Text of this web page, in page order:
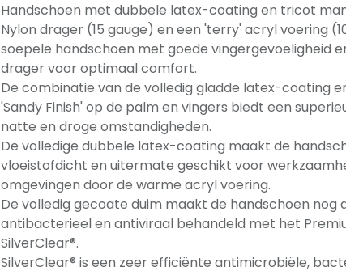
Handschoen met dubbele latex-coating en tricot
Nylon drager (15 gauge) en een 'terry' acryl voering
soepele handschoen met goede vingergevoeligheid
drager voor optimaal comfort.
De combinatie van de volledig gladde latex-coating
'Sandy Finish' op de palm en vingers biedt een
natte en droge omstandigheden.
De volledige dubbele latex-coating maakt de
vloeistofdicht en uitermate geschikt voor
omgevingen door de warme acryl voering.
De volledig gecoate duim maakt de handschoen nog
antibacterieel en antiviraal behandeld met het
SilverClear®.
SilverClear® is een zeer efficiënte antimicrobiële,